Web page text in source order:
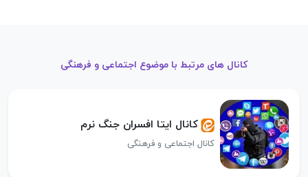
کانال های مرتبط با موضوع اجتماعی و فرهنگی
کانال ایتا افسران جنگ نرم
کانال اجتماعی و فرهنگی